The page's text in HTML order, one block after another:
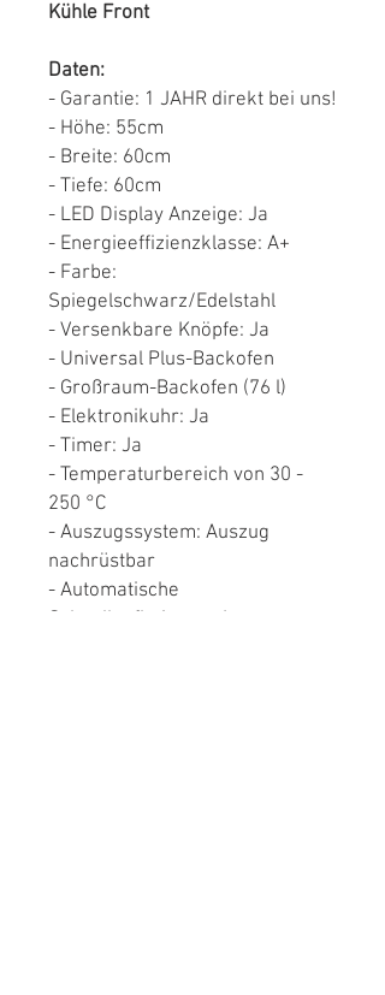
Kühle Front
Daten:
- Garantie: 1 JAHR direkt bei uns!
- Höhe: 55cm
- Breite: 60cm
- Tiefe: 60cm
- LED Display Anzeige: Ja
- Energieeffizienzklasse: A+
- Farbe:
Spiegelschwarz/Edelstahl
- Versenkbare Knöpfe: Ja
- Universal Plus-Backofen
- Großraum-Backofen (76 l)
- Elektronikuhr: Ja
- Timer: Ja
- Temperaturbereich von 30 -
250 °C
- Auszugssystem: Auszug
nachrüstbar
- Automatische